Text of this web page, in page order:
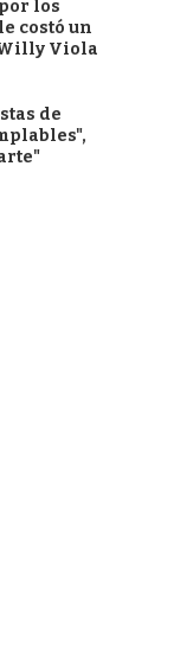
los
costó un
Viola
de